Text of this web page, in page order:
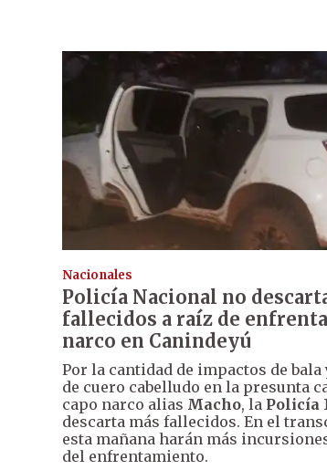
Nacionales
Policía Nacional no
fallecidos a raíz de
narco en Canindeyú
Por la cantidad de impactos de
de cuero cabelludo en la presunta
capo narco alias Macho, la Policía
descarta más fallecidos. En el
esta mañana harán más
del enfrentamiento.